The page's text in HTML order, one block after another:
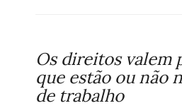
Os direitos valem
que estão ou não
de trabalho